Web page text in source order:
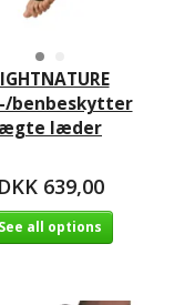
benbeskytter
ægte læder
DKK 639,00
See all options